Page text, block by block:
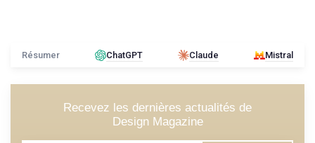
Résumer ChatGPT Claude Mistral
Recevez les dernières actualités de
Design Magazine